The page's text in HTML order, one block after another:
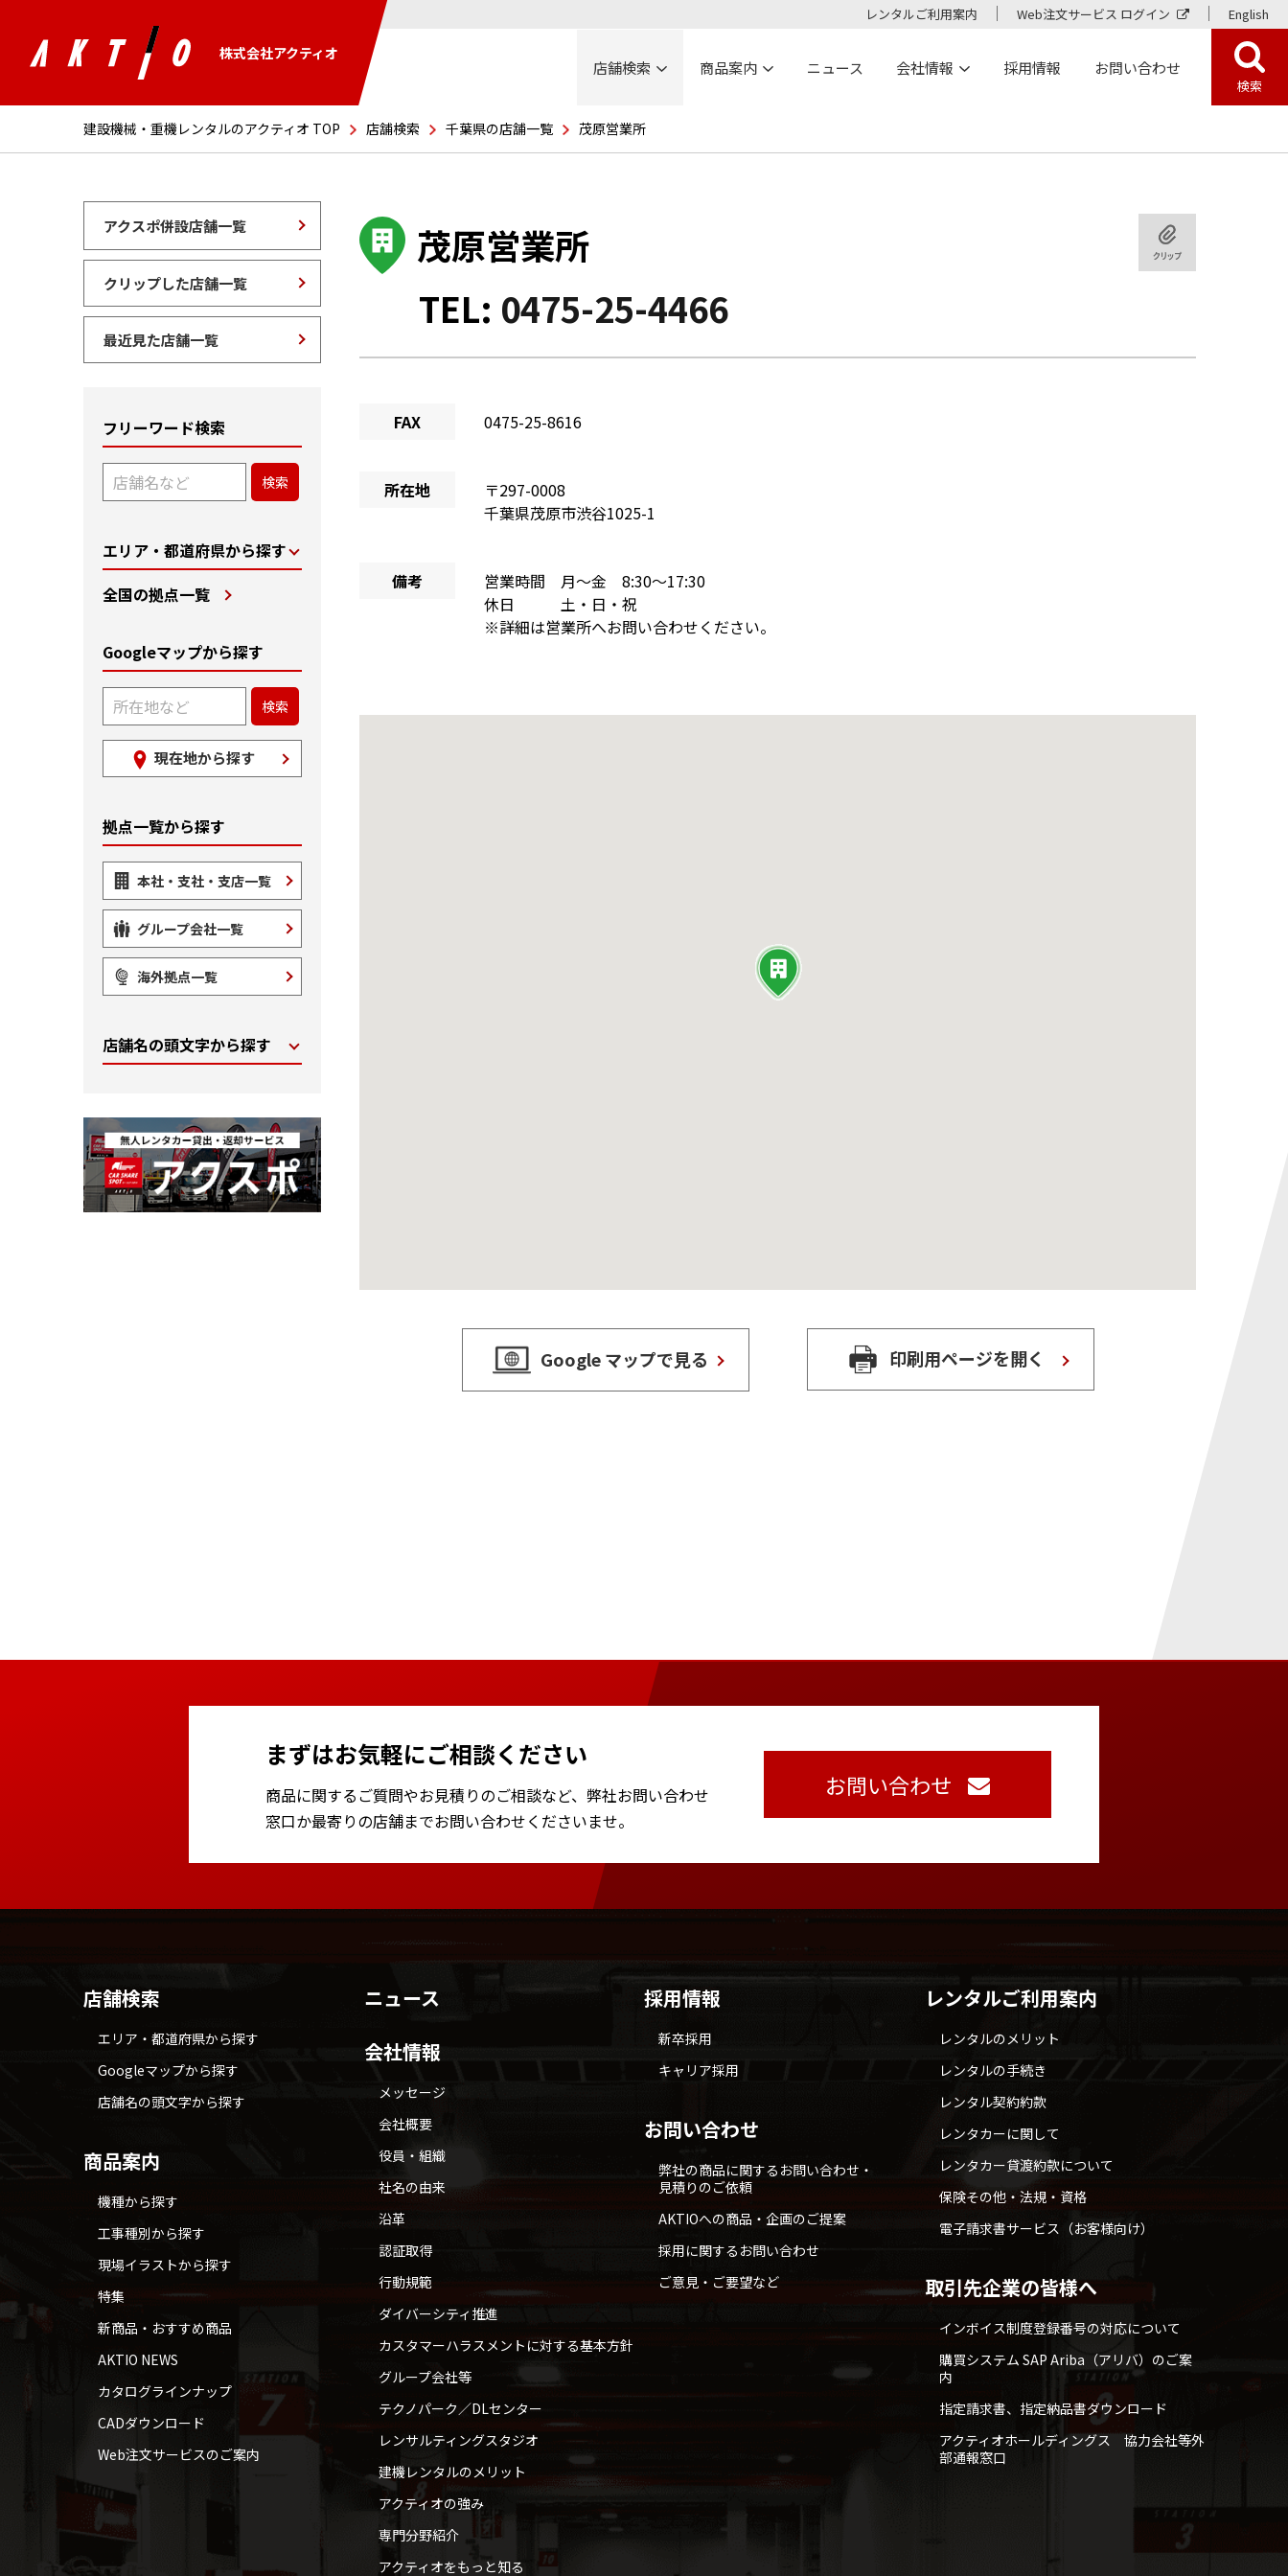
株式会社アクティオ
レンタルご利用案内 Web注文サービス ログイン English
店舗検索 商品案内 ニュース 会社情報 採用情報 お問い合わせ
検索
建設機械・重機レンタルのアクティオ TOP 店舗検索 千葉県の店舗一覧 茂原営業所
茂原営業所
TEL: 0475-25-4466
FAX 0475-25-8616
所在地 〒297-0008
千葉県茂原市渋谷1025-1
備考
営業時間 月～金 8:30～17:30
休日 土・日・祝
※詳細は営業所へお問い合わせください。
Google マップで見る 印刷用ページを開く
アクスポ併設店舗一覧
クリップした店舗一覧
最近見た店舗一覧
フリーワード検索
エリア・都道府県から探す
全国の拠点一覧
Googleマップから探す
現在地から探す
拠点一覧から探す
本社・支社・支店一覧
グループ会社一覧
海外拠点一覧
店舗名の頭文字から探す
まずはお気軽にご相談ください
商品に関するご質問やお見積りのご相談など、 弊社お問い合わせ
窓口か最寄りの店舗までお問い合わせくださいませ。
お問い合わせ
店舗検索
エリア・都道府県から探す
Googleマップから探す
店舗名の頭文字から探す
商品案内
機種から探す
工事種別から探す
現場イラストから探す
特集
新商品・おすすめ商品
AKTIO NEWS
カタログラインナップ
CADダウンロード
Web注文サービスのご案内
ニュース
会社情報
メッセージ
会社概要
役員・組織
社名の由来
沿革
認証取得
行動規範
ダイバーシティ推進
カスタマーハラスメントに対する基本方針
グループ会社等
テクノパーク／DLセンター
レンサルティングスタジオ
建機レンタルのメリット
アクティオの強み
専門分野紹介
アクティオをもっと知る
採用情報
新卒採用
キャリア採用
お問い合わせ
弊社の商品に関するお問い合わせ・
見積りのご依頼
AKTIOへの商品・企画のご提案
採用に関するお問い合わせ
ご意見・ご要望など
レンタルご利用案内
レンタルのメリット
レンタルの手続き
レンタル契約約款
レンタカーに関して
レンタカー貸渡約款について
保険その他・法規・資格
電子請求書サービス（お客様向け）
取引先企業の皆様へ
インボイス制度登録番号の対応について
購買システム SAP Ariba（アリバ）のご案
内
指定請求書、指定納品書ダウンロード
アクティオホールディングス 協力会社等外
部通報窓口